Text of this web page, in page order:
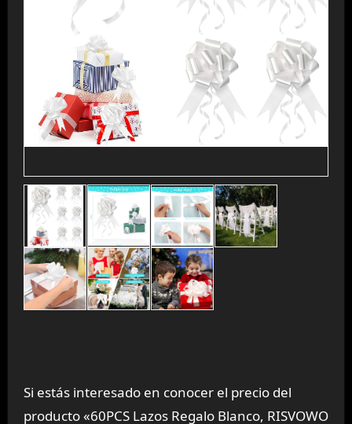
Si estás interesado en conocer el precio del
producto «60PCS Lazos Regalo Blanco, RISVOWO